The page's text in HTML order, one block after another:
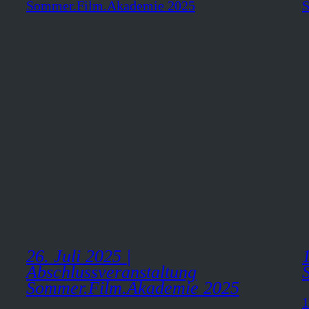
26. Juli 2025 |
Abschlussveranstaltung
Sommer.Film.Akademie 2025